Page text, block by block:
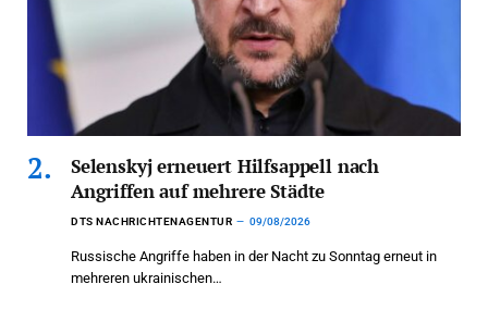
Selenskyj erneuert Hilfsappell nach
Angriffen auf mehrere Städte
DTS NACHRICHTENAGENTUR 09/08/2026
Russische Angriffe haben in der Nacht zu Sonntag erneut in
mehreren ukrainischen…